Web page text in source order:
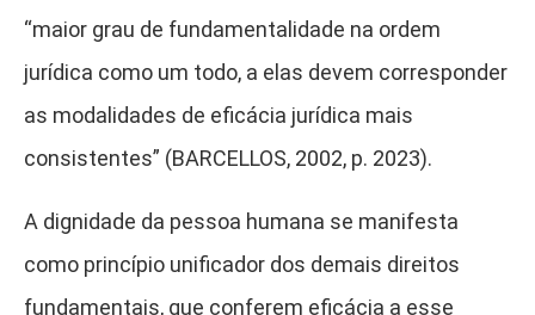
“maior grau de fundamentalidade na ordem
jurídica como um todo, a elas devem corresponder
as modalidades de eficácia jurídica mais
consistentes” (BARCELLOS, 2002, p. 202­3).
A dignidade da pessoa humana se manifesta
como princípio unificador dos demais direitos
fundamentais, que conferem eficácia a esse